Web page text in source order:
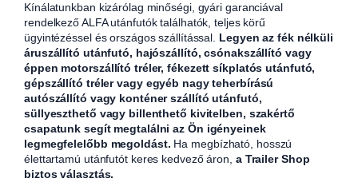
Kínálatunkban kizárólag minőségi, gyári garanciával
rendelkező ALFA utánfutók találhatók, teljes körű
ügyintézéssel és országos szállítással. Legyen az fék nélküli
áruszállító utánfutó, hajószállító, csónakszállító vagy
éppen motorszállító tréler, fékezett síkplatós utánfutó,
gépszállító tréler vagy egyéb nagy teherbírású
autószállító vagy konténer szállító utánfutó,
süllyeszthető vagy billenthető kivitelben, szakértő
csapatunk segít megtalálni az Ön igényeinek
legmegfelelőbb megoldást. Ha megbízható, hosszú
élettartamú utánfutót keres kedvező áron, a Trailer Shop
biztos választás.